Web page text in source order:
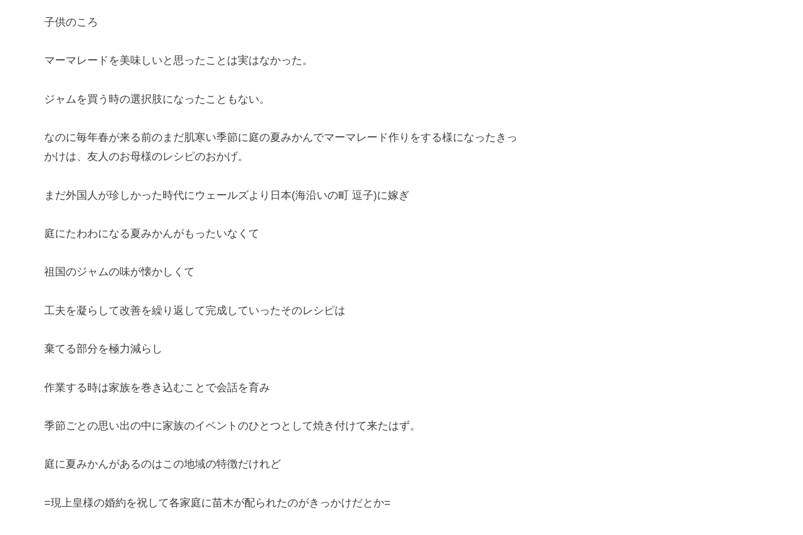
子供のころ
マーマレードを美味しいと思ったことは実はなかった。
ジャムを買う時の選択肢になったこともない。
なのに毎年春が来る前のまだ肌寒い季節に庭の夏みかんでマーマレード作りをする様になったきっ
かけは、友人のお母様のレシピのおかげ。
まだ外国人が珍しかった時代にウェールズより日本(海沿いの町 逗子)に嫁ぎ
庭にたわわになる夏みかんがもったいなくて
祖国のジャムの味が懐かしくて
工夫を凝らして改善を繰り返して完成していったそのレシピは
棄てる部分を極力減らし
作業する時は家族を巻き込むことで会話を育み
季節ごとの思い出の中に家族のイベントのひとつとして焼き付けて来たはず。
庭に夏みかんがあるのはこの地域の特徴だけれど
=現上皇様の婚約を祝して各家庭に苗木が配られたのがきっかけだとか=